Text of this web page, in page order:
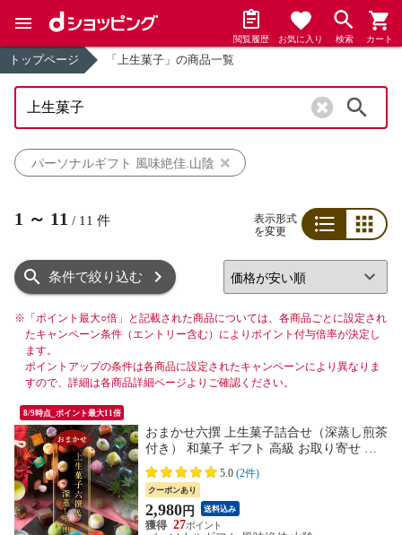
閲覧履歴 お気に入り 検索 カート
トップページ 「上生菓子」の商品一覧
パーソナルギフト 風味絶佳.山陰
1 ～ 11 / 11 件
表示形式
を変更
条件で絞り込む
※ 「ポイント最大○倍」と記載された商品については、各商品ごとに設定され
たキャンペーン条件（エントリー含む）によりポイント付与倍率が決定し
ます。
ポイントアップの条件は各商品に設定されたキャンペーンにより異なりま
すので、詳細は各商品詳細ページよりご確認ください。
8/9時点_ポイント最大11倍
おまかせ六撰 上生菓子詰合せ（深蒸し煎茶
付き） 和菓子 ギフト 高級 お取り寄せ ス
イーツ 送料無料（北海道・沖縄を除く）
5.0 (2件)
クーポンあり
2,980円 送料込み
27